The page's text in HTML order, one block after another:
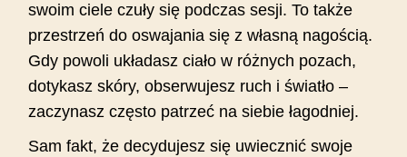
swoim ciele czuły się podczas sesji. To także
przestrzeń do oswajania się z własną nagością.
Gdy powoli układasz ciało w różnych pozach,
dotykasz skóry, obserwujesz ruch i światło –
zaczynasz często patrzeć na siebie łagodniej.
Sam fakt, że decydujesz się uwiecznić swoje